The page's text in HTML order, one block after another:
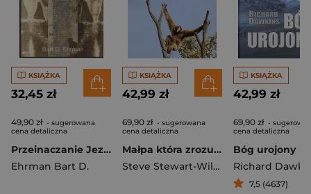
KSIĄŻKA
32,45 zł
49,90 zł - sugerowana
cena detaliczna
Przeinaczanie Jezusa Kto i dlaczego zmieniał Biblię
Ehrman Bart D.
KSIĄŻKA
42,99 zł
69,90 zł - sugerowana
cena detaliczna
Małpa która zrozumiała Wszechświat Ewolucja umysłu i kultury
Steve Stewart-Williams
KSIĄŻKA
42,99 zł
69,90 zł -
cena detaliczna
Bóg urojony
Richard
7,5 (4637)